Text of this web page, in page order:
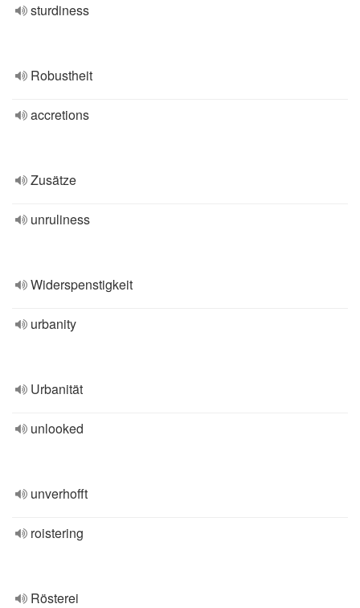
sturdiness
Robustheit
accretions
Zusätze
unruliness
Widerspenstigkeit
urbanity
Urbanität
unlooked
unverhofft
roistering
Rösterei